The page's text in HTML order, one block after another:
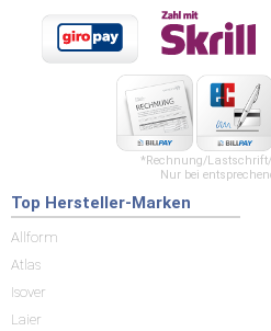
*Rechnung/
Nur bei
Top Hersteller-Marken
Allform
Atlas
Isover
Laier